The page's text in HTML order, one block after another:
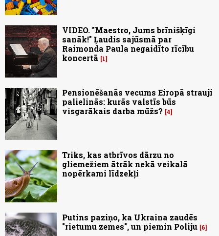
VIDEO. "Maestro, Jums brīnišķīgi
sanāk!" Ļaudis sajūsmā par
Raimonda Paula negaidīto rīcību
koncertā
1
Pensionēšanās vecums Eiropā strauji
palielinās: kurās valstīs būs
visgarākais darba mūžs? 4
Triks, kas atbrīvos dārzu no
gliemežiem ātrāk nekā veikalā
nopērkami līdzekļi
Putins paziņo, ka Ukraina zaudēs
"rietumu zemes", un piemin Poliju 6